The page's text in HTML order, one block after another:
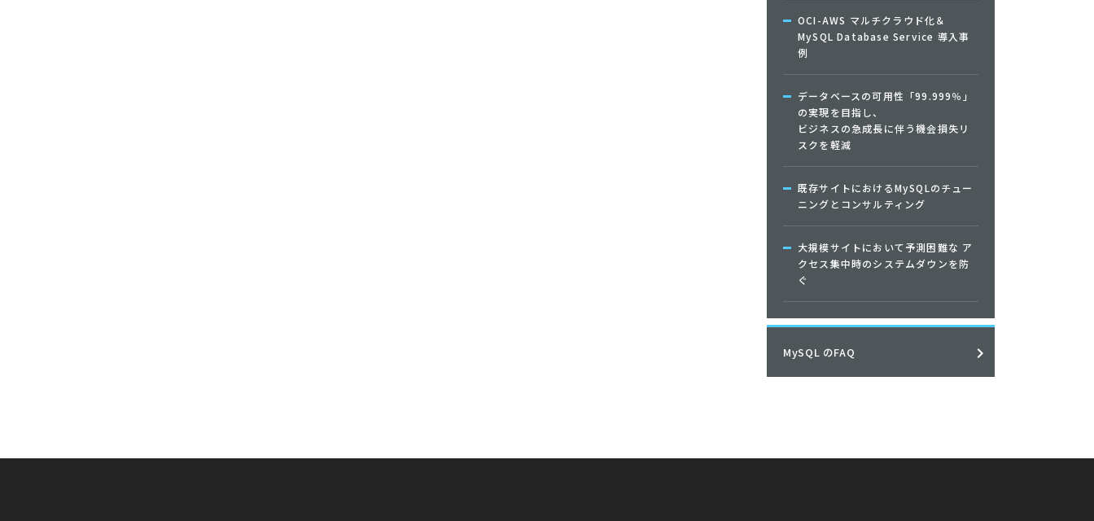
OCI-AWS マルチクラウド化＆
MySQL Database Service 導入事
例
データベースの可用性「99.999％」
の実現を目指し、
ビジネスの急成長に伴う機会損失リ
スクを軽減
既存サイトにおけるMySQLのチュー
ニングとコンサルティング
大規模サイトにおいて予測困難な ア
クセス集中時のシステムダウンを防
ぐ
MySQL のFAQ